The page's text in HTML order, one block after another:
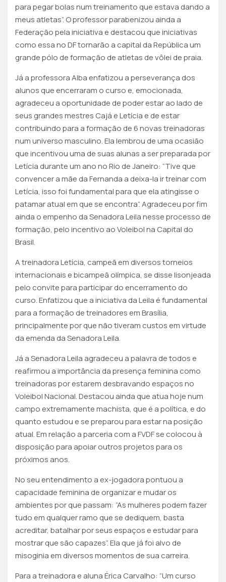
para pegar bolas num treinamento que estava dando a
meus atletas”. O professor parabenizou ainda a
Federação pela iniciativa e destacou que iniciativas
como essa no DF tornarão a capital da República um
grande pólo de formação de atletas de vôlei de praia.
Já a professora Alba enfatizou a perseverança dos
alunos que encerraram o curso e, emocionada,
agradeceu a oportunidade de poder estar ao lado de
seus grandes mestres Cajá e Letícia e de estar
contribuindo para a formação de 6 novas treinadoras
num universo masculino. Ela lembrou de uma ocasião
que incentivou uma de suas alunas a ser preparada por
Letícia durante um ano no Rio de Janeiro: “Tive que
convencer a mãe da Fernanda a deixa-la ir treinar com
Letícia, isso foi fundamental para que ela atingisse o
patamar atual em que se encontra”. Agradeceu por fim
ainda o empenho da Senadora Leila nesse processo de
formação, pelo incentivo ao Voleibol na Capital do
Brasil.
A treinadora Letícia, campeã em diversos torneios
internacionais e bicampeã olímpica, se disse lisonjeada
pelo convite para participar do encerramento do
curso. Enfatizou que a iniciativa da Leila é fundamental
para a formação de treinadores em Brasília,
principalmente por que não tiveram custos em virtude
da emenda da Senadora Leila.
Já a Senadora Leila agradeceu a palavra de todos e
reafirmou a importância da presença feminina como
treinadoras por estarem desbravando espaços no
Voleibol Nacional. Destacou ainda que atua hoje num
campo extremamente machista, que é a política, e do
quanto estudou e se preparou para estar na posição
atual. Em relação a parceria com a FVDF se colocou à
disposição para apoiar outros projetos para os
próximos anos.
No seu entendimento a ex-jogadora pontuou a
capacidade feminina de organizar e mudar os
ambientes por que passam: “As mulheres podem fazer
tudo em qualquer ramo que se dediquem, basta
acreditar, batalhar por seus espaços e estudar para
mostrar que são capazes”. Ela que já foi alvo de
misoginia em diversos momentos de sua carreira.
Para a treinadora e aluna Érica Carvalho: “Um curso